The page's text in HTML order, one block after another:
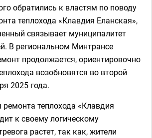
обратились к властям по поводу
теплохода «Клавдия Еланская»,
связывает муниципалитет
В региональном Минтрансе
продолжается, ориентировочно
возобновятся во второй
2025 года.
ремонта теплохода «Клавдия
к своему логическому
растет, так как, жители